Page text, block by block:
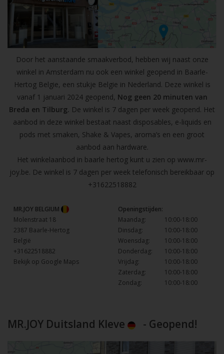
Door het aanstaande smaakverbod, hebben wij naast onze
winkel in Amsterdam nu ook een winkel geopend in Baarle-
Hertog Belgie, een stukje Belgie in Nederland. Deze winkel is
vanaf 1 januari 2024 geopend, Nog geen 20 minuten van
Breda en Tilburg. De winkel is 7 dagen per week geopend. Het
aanbod in deze winkel bestaat naast disposables, e-liquids en
pods met smaken, Shake & Vapes, aroma’s en een groot
aanbod aan hardware.
Het winkelaanbod in baarle hertog kunt u zien op www.mr-
joy.be. De winkel is 7 dagen per week telefonisch bereikbaar op
+31622518882
MR.JOY BELGIUM
Molenstraat 18
2387 Baarle-Hertog
België
+31622518882
Bekijk op Google Maps
Openingstijden:
Maandag:
10:00-18:00
Dinsdag:
10:00-18:00
Woensdag:
10:00-18:00
Donderdag:
10:00-18:00
Vrijdag:
10:00-18:00
Zaterdag:
10:00-18:00
Zondag:
10:00-18:00
MR.JOY Duitsland Kleve - Geopend!